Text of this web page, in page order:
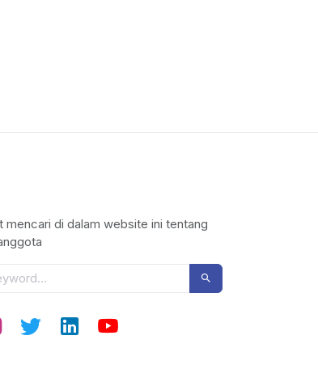
mencari di dalam website ini tentang